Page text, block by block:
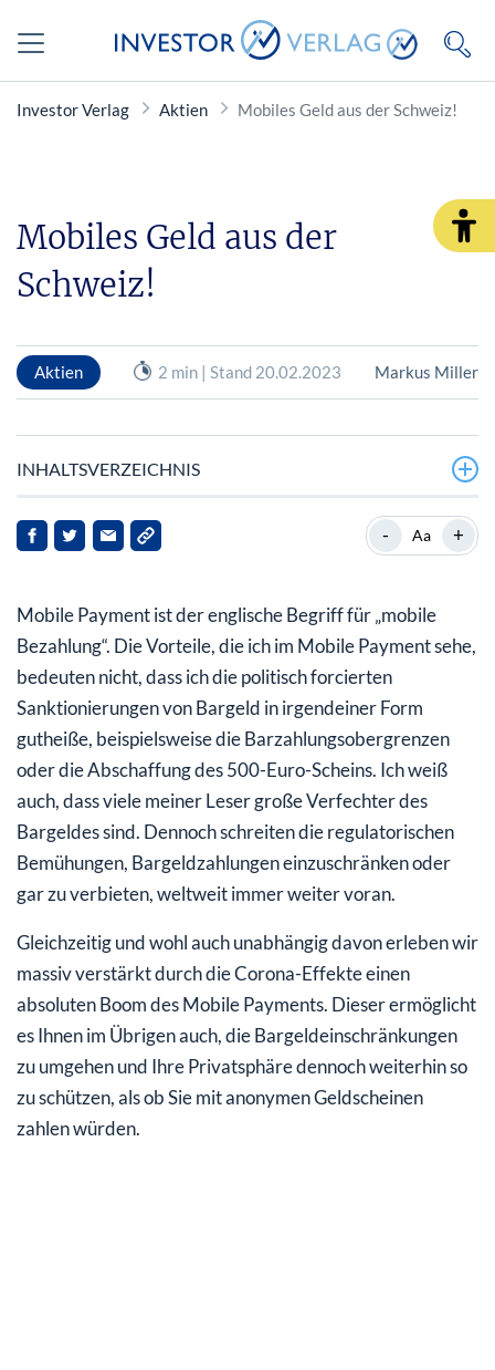
Investor Verlag Aktien Mobiles Geld aus der Schweiz!
Mobiles Geld aus der
Schweiz!
Aktien 2 min | Stand 20.02.2023 Markus Miller
INHALTSVERZEICHNIS
Wie funktionieren Mobile Payments?
Mein Fazit: Das Bargeld wird technologisch wie
politisch abgeschafft – Mobile Payments sind das neue
Bargeld
Meine Empfehlung: Der einfachste und günstigste Weg
zu Ihrem sicheren Geld-Standbein in der Schweiz
- Aa +
Mobile Payment ist der englische Begriff für „mobile
Bezahlung“. Die Vorteile, die ich im Mobile Payment sehe,
bedeuten nicht, dass ich die politisch forcierten
Sanktionierungen von Bargeld in irgendeiner Form
gutheiße, beispielsweise die Barzahlungsobergrenzen
oder die Abschaffung des 500-Euro-Scheins. Ich weiß
auch, dass viele meiner Leser große Verfechter des
Bargeldes sind. Dennoch schreiten die regulatorischen
Bemühungen, Bargeldzahlungen einzuschränken oder
gar zu verbieten, weltweit immer weiter voran.
Gleichzeitig und wohl auch unabhängig davon erleben wir
massiv verstärkt durch die Corona-Effekte einen
absoluten Boom des Mobile Payments. Dieser ermöglicht
es Ihnen im Übrigen auch, die Bargeldeinschränkungen
zu umgehen und Ihre Privatsphäre dennoch weiterhin so
zu schützen, als ob Sie mit anonymen Geldscheinen
zahlen würden.